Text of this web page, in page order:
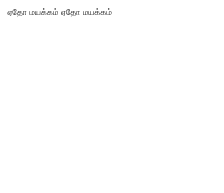
ஏதோ மயக்கம் ஏதோ மயக்கம்